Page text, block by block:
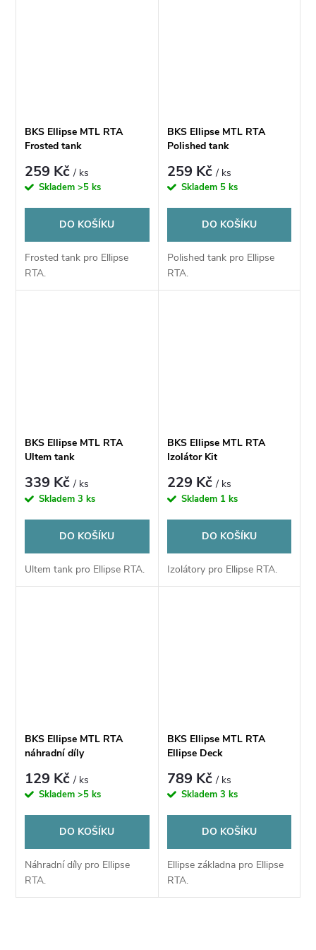
BKS Ellipse MTL RTA
Frosted tank
259 Kč/ ks
Skladem>5 ks
DO KOŠÍKU
Frosted tank pro Ellipse
RTA.
BKS Ellipse MTL RTA
Polished tank
259 Kč/ ks
Skladem 5 ks
DO KOŠÍKU
Polished tank pro Ellipse
RTA.
BKS Ellipse MTL RTA
Ultem tank
339 Kč/ ks
Skladem3 ks
DO KOŠÍKU
Ultem tank pro Ellipse RTA.
BKS Ellipse MTL RTA
Izolátor Kit
229 Kč/ ks
Skladem 1 ks
DO KOŠÍKU
Izolátory pro Ellipse RTA.
BKS Ellipse MTL RTA
náhradní díly
129 Kč/ ks
Skladem>5 ks
DO KOŠÍKU
Náhradní díly pro Ellipse
RTA.
BKS Ellipse MTL RTA
Ellipse Deck
789 Kč/ ks
Skladem 3 ks
DO KOŠÍKU
Ellipse základna pro Ellipse
RTA.